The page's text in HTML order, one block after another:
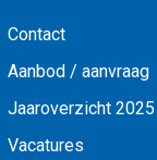
Contact
Aanbod / aanvraag
Jaaroverzicht 2025
Vacatures